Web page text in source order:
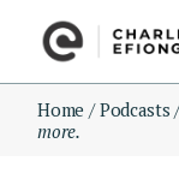
Home Podcasts
more.